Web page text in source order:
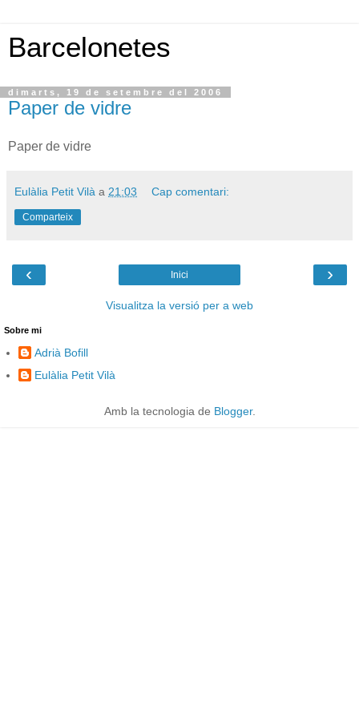
Barcelonetes
dimarts, 19 de setembre del 2006
Paper de vidre
Paper de vidre
Eulàlia Petit Vilà a 21:03 Cap comentari:
Comparteix
‹ ›
Inici
Visualitza la versió per a web
Sobre mi
Adrià Bofill
Eulàlia Petit Vilà
Amb la tecnologia de Blogger.